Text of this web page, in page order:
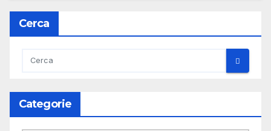
Cerca
Categorie